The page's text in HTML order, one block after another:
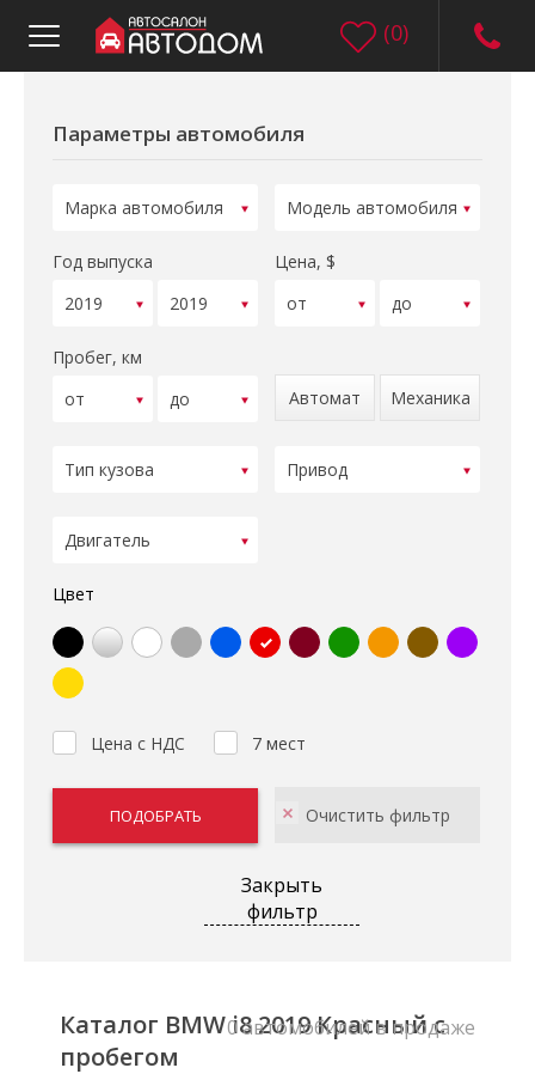
(0)
Параметры автомобиля
Год выпуска Цена, $
Пробег, км
Автомат
Механика
Цвет
Цена с НДС 7 мест
Закрыть
фильтр
Каталог BMW i8 2019 Красный с
пробегом
0 автомобилей в продаже